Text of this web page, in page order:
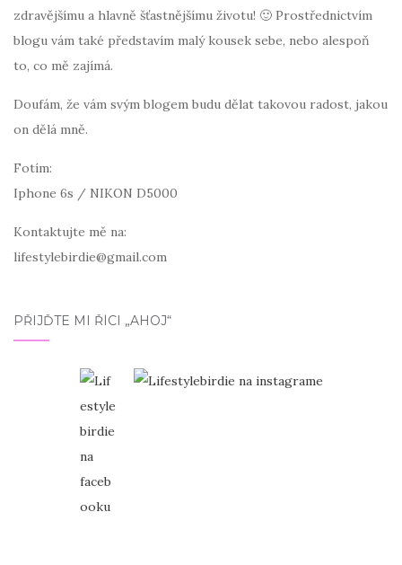
zdravějšímu a hlavně šťastnějšímu životu! 🙂 Prostřednictvím
blogu vám také představím malý kousek sebe, nebo alespoň
to, co mě zajímá.
Doufám, že vám svým blogem budu dělat takovou radost, jakou
on dělá mně.
Fotím:
Iphone 6s / NIKON D5000
Kontaktujte mě na:
lifestylebirdie@gmail.com
PŘIJĎTE MI ŘÍCI „AHOJ“